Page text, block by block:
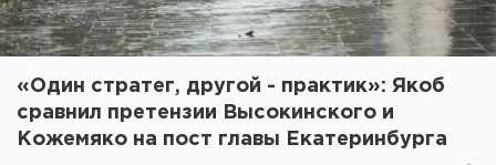
«Один стратег, другой - практик»: Якоб
сравнил претензии Высокинского и
Кожемяко на пост главы Екатеринбурга